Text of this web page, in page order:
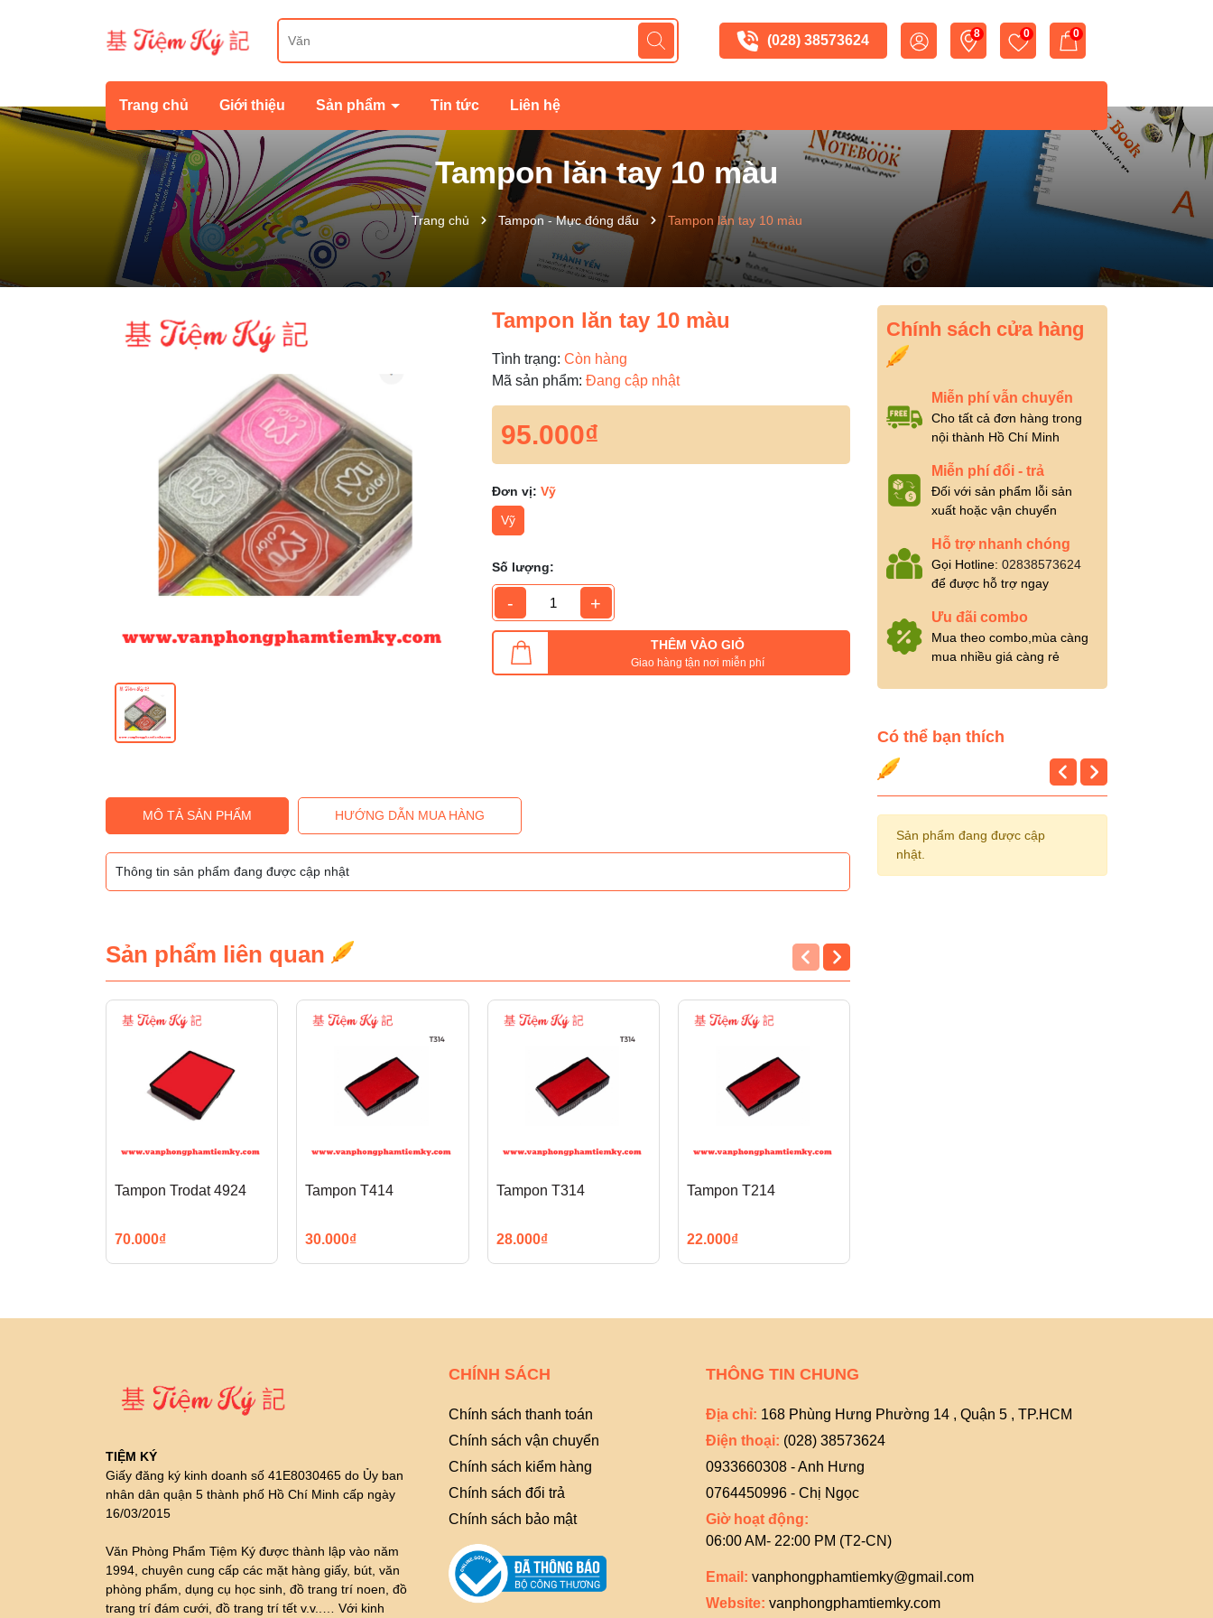
(028) 38573624 8 0 0
Trang chủ Giới thiệu Sản phẩm Tin tức Liên hệ
Tampon lăn tay 10 màu
Trang chủ Tampon - Mực đóng dấu Tampon lăn tay 10 màu
Tampon lăn tay 10 màu
Tình trạng: Còn hàng
Mã sản phẩm: Đang cập nhật
95.000₫
Đơn vị: Vỹ
Vỹ
Số lượng:
- +
THÊM VÀO GIỎ
Giao hàng tận nơi miễn phí
MÔ TẢ SẢN PHẨM HƯỚNG DẪN MUA HÀNG
Thông tin sản phẩm đang được cập nhật
Sản phẩm liên quan
Tampon Trodat 4924
70.000₫
Tampon T414
30.000₫
Tampon T314
28.000₫
Tampon T214
22.000₫
Chính sách cửa hàng
Miễn phí vẫn chuyển
Cho tất cả đơn hàng trong
nội thành Hồ Chí Minh
Miễn phí đổi - trả
Đối với sản phẩm lỗi sản
xuất hoặc vận chuyển
Hỗ trợ nhanh chóng
Gọi Hotline: 02838573624
để được hỗ trợ ngay
Ưu đãi combo
Mua theo combo,mùa càng
mua nhiều giá càng rẻ
Có thể bạn thích
Sản phẩm đang được cập
nhật.
TIỆM KÝ
Giấy đăng ký kinh doanh số 41E8030465 do Ủy ban
nhân dân quận 5 thành phố Hồ Chí Minh cấp ngày
16/03/2015
Văn Phòng Phẩm Tiệm Ký được thành lập vào năm
1994, chuyên cung cấp các mặt hàng giấy, bút, văn
phòng phẩm, dụng cụ học sinh, đồ trang trí noen, đồ
trang trí đám cưới, đồ trang trí tết v.v..… Với kinh
CHÍNH SÁCH
Chính sách thanh toán
Chính sách vận chuyển
Chính sách kiểm hàng
Chính sách đổi trả
Chính sách bảo mật
THÔNG TIN CHUNG
Địa chỉ: 168 Phùng Hưng Phường 14 , Quận 5 , TP.HCM
Điện thoại: (028) 38573624
0933660308 - Anh Hưng
0764450996 - Chị Ngọc
Giờ hoạt động:
06:00 AM- 22:00 PM (T2-CN)
Email: vanphongphamtiemky@gmail.com
Website: vanphongphamtiemky.com